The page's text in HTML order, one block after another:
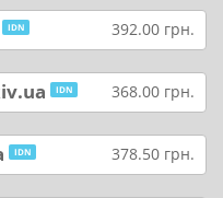
IDN 392.00 грн.
IDN 368.00 грн.
IDN 378.50 грн.